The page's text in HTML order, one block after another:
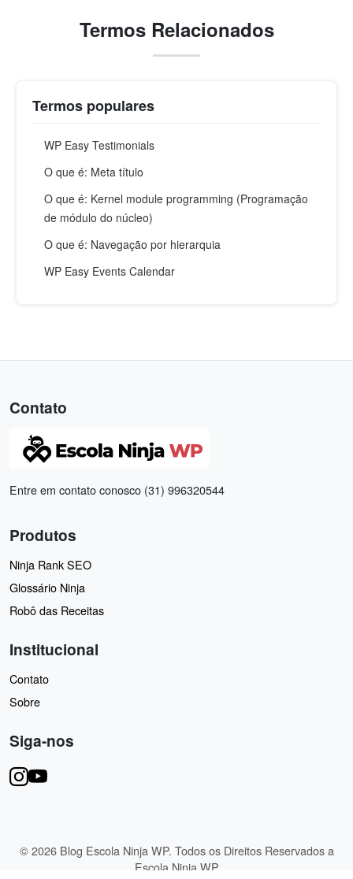
Termos Relacionados
Termos populares
WP Easy Testimonials
O que é: Meta título
O que é: Kernel module programming (Programação
de módulo do núcleo)
O que é: Navegação por hierarquia
WP Easy Events Calendar
Contato
Entre em contato conosco (31) 996320544
Produtos
Ninja Rank SEO
Glossário Ninja
Robô das Receitas
Institucional
Contato
Sobre
Siga-nos
© 2026 Blog Escola Ninja WP. Todos os Direitos Reservados a
Escola Ninja WP